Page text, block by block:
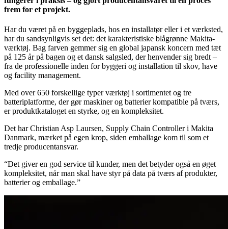
frem for et projekt.
Har du været på en byggeplads, hos en installatør eller i et værksted,
har du sandsynligvis set det: det karakteristiske blågrønne Makita-
værktøj. Bag farven gemmer sig en global japansk koncern med tæt
på 125 år på bagen og et dansk salgsled, der henvender sig bredt –
fra de professionelle inden for byggeri og installation til skov, have
og facility management.
Med over 650 forskellige typer værktøj i sortimentet og tre
batteriplatforme, der gør maskiner og batterier kompatible på tværs,
er produktkataloget en styrke, og en kompleksitet.
Det har Christian Asp Laursen, Supply Chain Controller i Makita
Danmark, mærket på egen krop, siden emballage kom til som et
tredje producentansvar.
“Det giver en god service til kunder, men det betyder også en øget
kompleksitet, når man skal have styr på data på tværs af produkter,
batterier og emballage.”